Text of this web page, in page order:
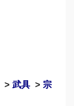
>武具 >宗